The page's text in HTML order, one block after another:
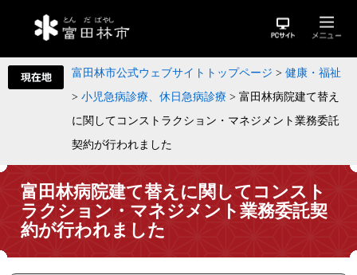
富田林市公式ウェブサイトトップページ > 健康・福祉
> 小児急病診療、休日急病診療 > 富田林病院建て替え
に関してコンストラクション・マネジメント業務委託
契約が行われました
富田林病院建て替えに関してコンスト
ラクション・マネジメント業務委託契
約が行われました